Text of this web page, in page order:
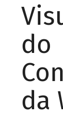
do
da